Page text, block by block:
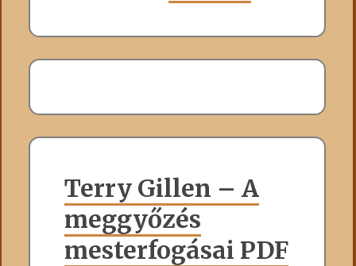
Terry Gillen – A
meggyőzés
mesterfogásai PDF